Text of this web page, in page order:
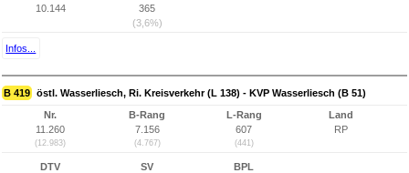
10.144
365
(3,6%)
Infos...
B 419 östl. Wasserliesch, Ri. Kreisverkehr (L 138) - KVP Wasserliesch (B 51)
Nr.
11.260
(12.983)
B-Rang
7.156
(4.767)
L-Rang
607
(441)
Land
RP
DTV
SV
BPL